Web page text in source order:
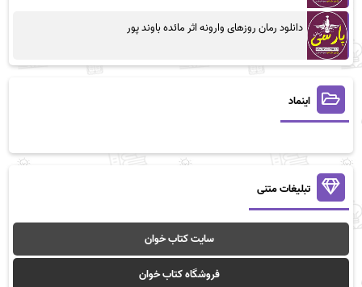
دانلود رمان روزهای وارونه اثر مائده باوند پور
اینماد
تبلیغات متنی
سایت کتاب خوان
فروشگاه کتاب خوان